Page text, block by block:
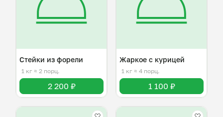
Стейки из форели
1 кг ≈ 2 порц.
2 200 ₽
Жаркое с курицей
1 кг ≈ 4 порц.
1 100 ₽